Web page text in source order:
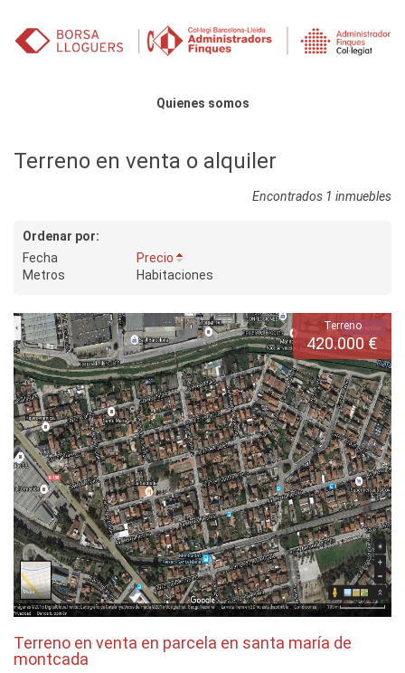
Quienes somos
Terreno en venta o alquiler
Encontrados 1 inmuebles
Ordenar por:
Fecha
Precio
Metros
Habitaciones
Terreno
420.000 €
Terreno en venta en parcela en santa maría de
montcada